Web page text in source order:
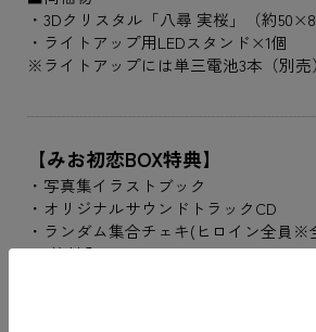
・3Dクリスタル「八尋 実桜」（約
・ライトアップ用LEDスタンド×1個
※ライトアップには単三電池3本（別売
【みお初恋BOX特典】
・写真集イラストブック
・オリジナルサウンドトラックCD
・ランダム集合チェキ(ヒロイン全員※
で1枚封入)